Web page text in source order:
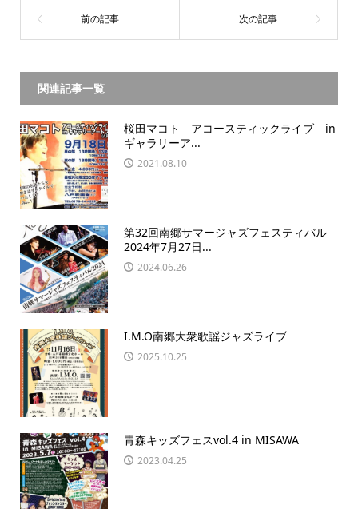
関連記事一覧
桜田マコト アコースティックライブ in
ギャラリーア...
2021.08.10
第32回南郷サマージャズフェスティバル
2024年7月27日...
2024.06.26
I.M.O南郷大衆歌謡ジャズライブ
2025.10.25
青森キッズフェスvol.4 in MISAWA
2023.04.25